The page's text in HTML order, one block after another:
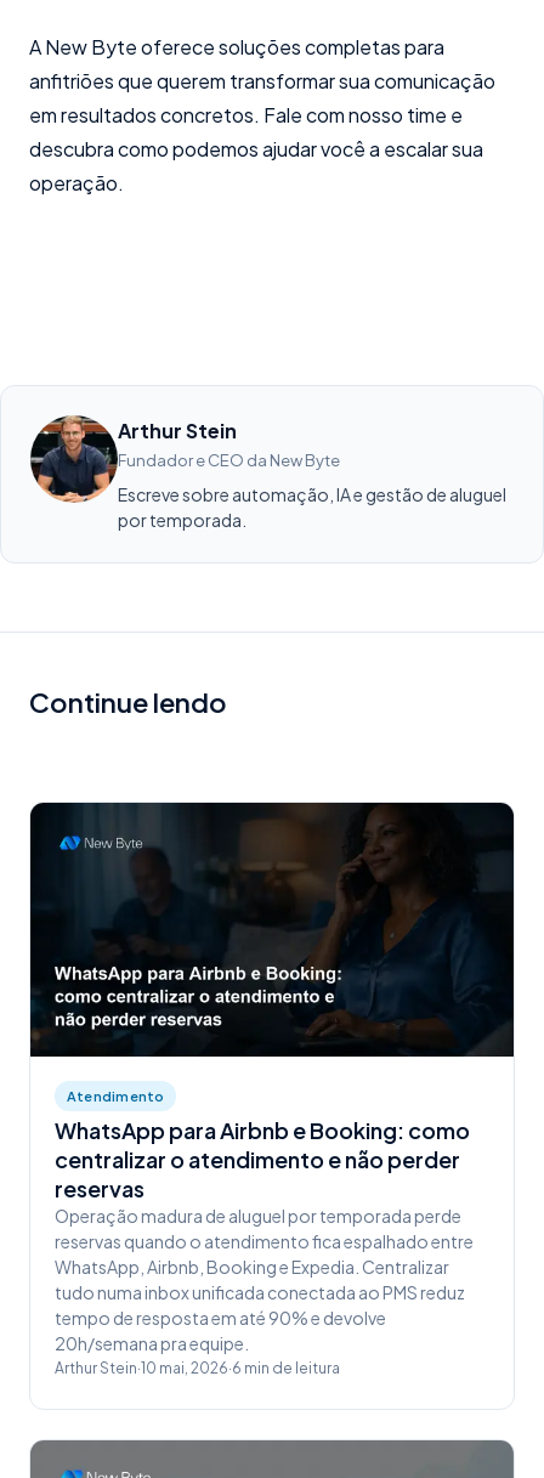
A New Byte oferece soluções completas para
anfitriões que querem transformar sua comunicação
em resultados concretos. Fale com nosso time e
descubra como podemos ajudar você a escalar sua
operação.
Arthur Stein
Fundador e CEO da New Byte
Escreve sobre automação, IA e gestão de aluguel
por temporada.
Continue lendo
Atendimento
WhatsApp para Airbnb e Booking: como
centralizar o atendimento e não perder
reservas
Operação madura de aluguel por temporada perde
reservas quando o atendimento fica espalhado entre
WhatsApp, Airbnb, Booking e Expedia. Centralizar
tudo numa inbox unificada conectada ao PMS reduz
tempo de resposta em até 90% e devolve
20h/semana pra equipe.
Arthur Stein·10 mai, 2026·6 min de leitura